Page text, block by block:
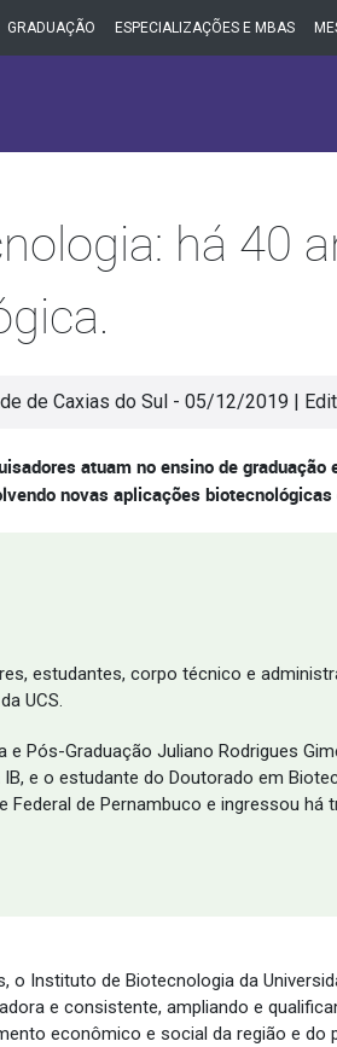
GRADUAÇÃO ESPECIALIZAÇÕES E MBAS
há 40
de Caxias do Sul - 05/12/2019 |
atuam no ensino de
novas aplicações
estudantes, corpo técnico e
UCS.
Pós-Graduação Juliano Rodrigues
e o estudante do Doutorado em
Federal de Pernambuco e ingressou
o Instituto de Biotecnologia da
e consistente, ampliando e
econômico e social da região e